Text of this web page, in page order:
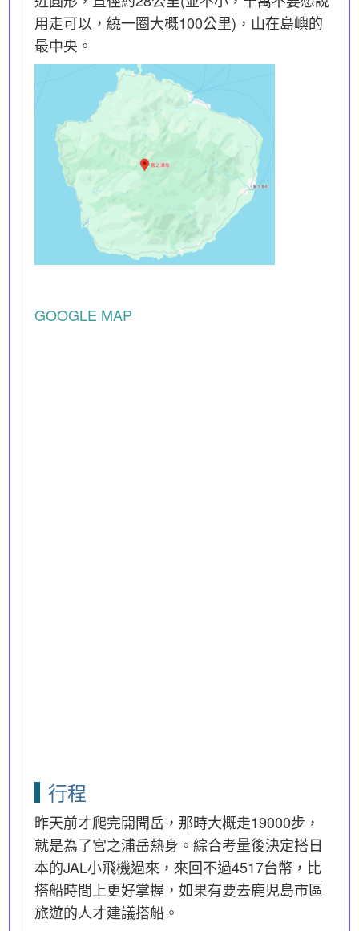
用走可以，繞一圈大概100公里)，山在島嶼的
最中央。
GOOGLE MAP
行程
昨天前才爬完開聞岳，那時大概走19000步，
就是為了宮之浦岳熱身。綜合考量後決定搭日
本的JAL小飛機過來，來回不過4517台幣，比
搭船時間上更好掌握，如果有要去鹿児島市區
旅遊的人才建議搭船。